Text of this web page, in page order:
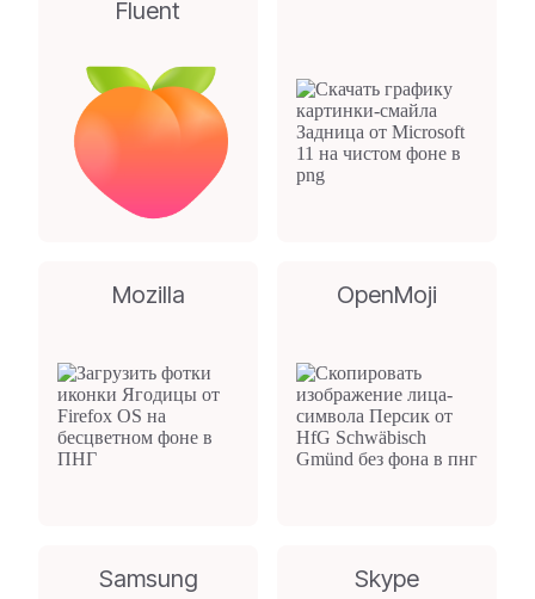
Fluent
Mozilla OpenMoji
Samsung Skype